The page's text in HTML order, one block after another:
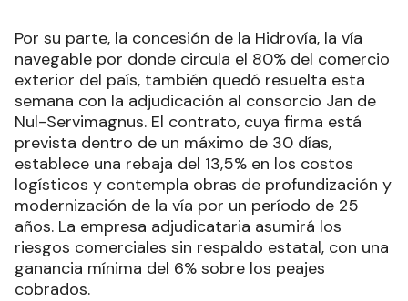
Por su parte, la concesión de la Hidrovía, la vía
navegable por donde circula el 80% del comercio
exterior del país, también quedó resuelta esta
semana con la adjudicación al consorcio Jan de
Nul-Servimagnus. El contrato, cuya firma está
prevista dentro de un máximo de 30 días,
establece una rebaja del 13,5% en los costos
logísticos y contempla obras de profundización y
modernización de la vía por un período de 25
años. La empresa adjudicataria asumirá los
riesgos comerciales sin respaldo estatal, con una
ganancia mínima del 6% sobre los peajes
cobrados.